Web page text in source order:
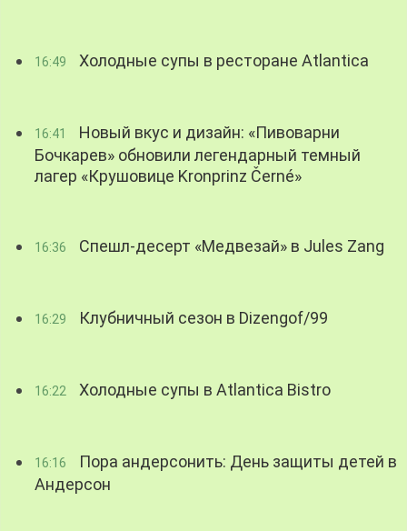
16:49 Холодные супы в ресторане Atlantica
16:41
Новый вкус и дизайн: «Пивоварни
Бочкарев» обновили легендарный темный
лагер «Крушовице Kronprinz Černé»
16:36 Спешл-десерт «Медвезай» в Jules Zang
16:29 Клубничный сезон в Dizengof/99
16:22 Холодные супы в Atlantica Bistro
16:16
Пора андерсонить: День защиты детей в
Андерсон